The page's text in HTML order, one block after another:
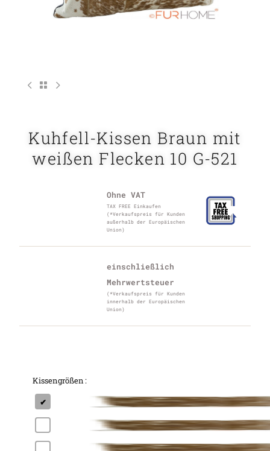
Kuhfell-Kissen Braun mit
weißen Flecken 10 G-521
Ohne VAT
TAX FREE Einkaufen
(*Verkaufspreis für Kunden
außerhalb der Europäischen
Union)
einschließlich
Mehrwertsteuer
(*Verkaufspreis für Kunden
innerhalb der Europäischen
Union)
Kissengrößen